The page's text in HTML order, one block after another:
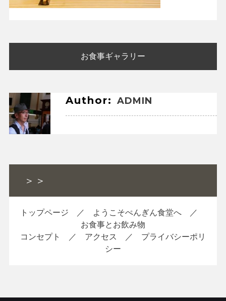
投
稿
ビ
ゲ
ー
ン
お食事ギャラリー
Author: ADMIN
＞＞
トップページ ／ ようこそぺんぎん食堂へ ／
お食事とお飲み物
コンセプト
／ アクセス ／ プライバシーポリ
シー